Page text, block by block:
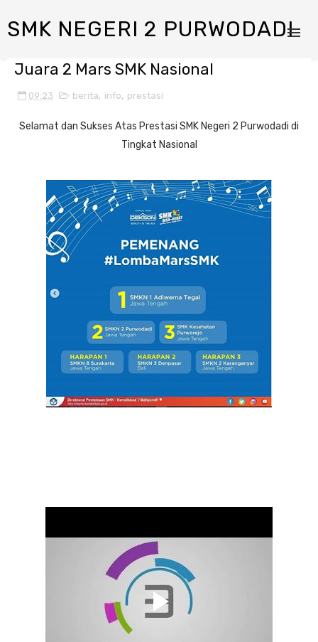
SMK NEGERI 2 PURWODADI
Juara 2 Mars SMK Nasional
09:23 berita, info, prestasi
Selamat dan Sukses Atas Prestasi SMK Negeri 2 Purwodadi di
Tingkat Nasional